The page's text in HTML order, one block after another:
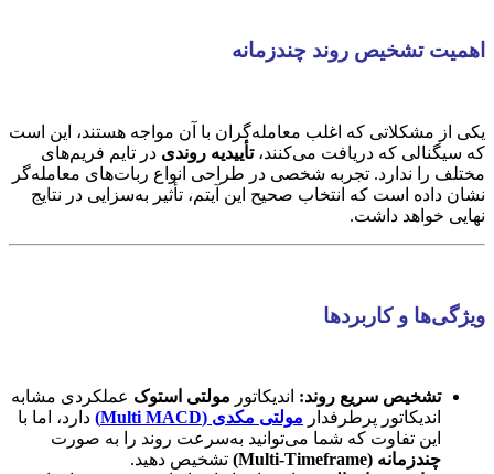
اهمیت تشخیص روند چندزمانه
یکی از مشکلاتی که اغلب معامله‌گران با آن مواجه هستند، این است
که سیگنالی که دریافت می‌کنند،تأییدیه روندی در تایم فریم‌های
مختلف را ندارد. تجربه شخصی در طراحی انواع ربات‌های معامله‌گر
نشان داده است که انتخاب صحیح این آیتم، تأثیر به‌سزایی در نتایج
نهایی خواهد داشت.
ویژگی‌ها و کاربردها
تشخیص سریع روند: اندیکاتور مولتی استوک عملکردی مشابه
اندیکاتور پرطرفدار مولتی مکدی (Multi MACD)
دارد، اما با
این تفاوت که شما می‌توانید به‌سرعت روند را به صورت
چندزمانه (Multi-Timeframe)
تشخیص دهید.